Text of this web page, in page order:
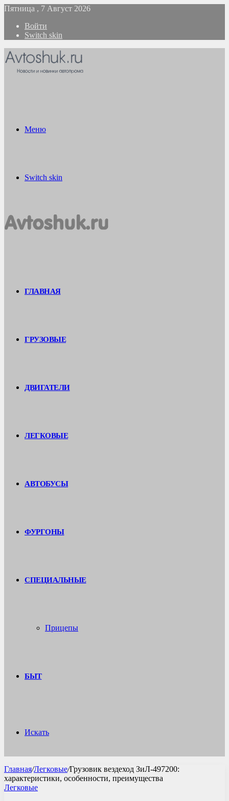
Пятница , 7 Август 2026
Войти
Switch skin
Меню
Switch skin
ГЛАВНАЯ
ГРУЗОВЫЕ
ДВИГАТЕЛИ
ЛЕГКОВЫЕ
АВТОБУСЫ
ФУРГОНЫ
СПЕЦИАЛЬНЫЕ
Прицепы
БЫТ
Искать
Главная/Легковые/Грузовик вездеход ЗиЛ-497200:
характеристики, особенности, преимущества
Легковые